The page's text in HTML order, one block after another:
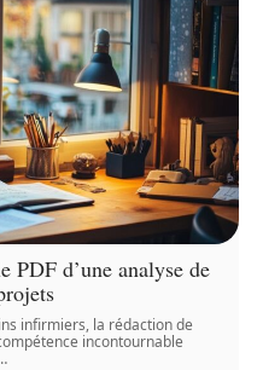
PDF d’une analyse de
infirmiers, la rédaction de
incontournable